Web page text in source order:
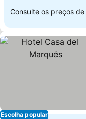
Consulte os preços de
Escolha popular